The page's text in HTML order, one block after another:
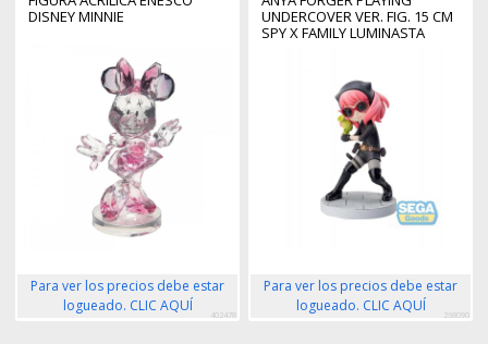
DISNEY MINNIE
Para ver los precios debe estar
logueado. CLIC AQUÍ
402478
UNDERCOVER VER. FIG. 15 CM
SPY X FAMILY LUMINASTA
Para ver los precios debe estar
logueado. CLIC AQUÍ
268090